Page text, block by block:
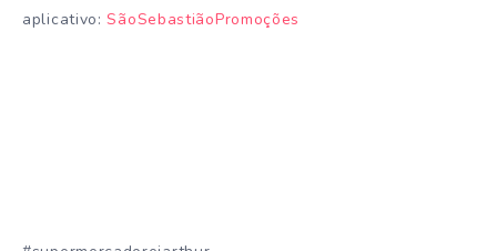
aplicativo:SãoSebastiãoPromoções